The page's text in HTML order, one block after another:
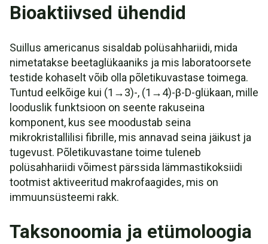
Bioaktiivsed ühendid
Suillus americanus sisaldab polüsahhariidi, mida
nimetatakse beetaglükaaniks ja mis laboratoorsete
testide kohaselt võib olla põletikuvastase toimega.
Tuntud eelkõige kui (1→3)-, (1→4)-β-D-glükaan, mille
looduslik funktsioon on seente rakuseina
komponent, kus see moodustab seina
mikrokristallilisi fibrille, mis annavad seina jäikust ja
tugevust. Põletikuvastane toime tuleneb
polüsahhariidi võimest pärssida lämmastikoksiidi
tootmist aktiveeritud makrofaagides, mis on
immuunsüsteemi rakk.
Taksonoomia ja etümoloogia